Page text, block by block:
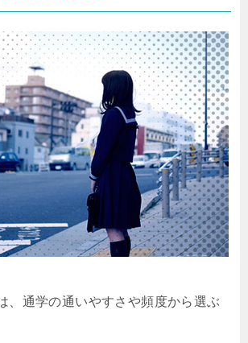
、通学の通いやすさや頻度から選ぶ